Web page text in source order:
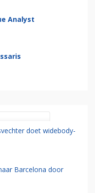
Analyst
doet widebody-
Barcelona door